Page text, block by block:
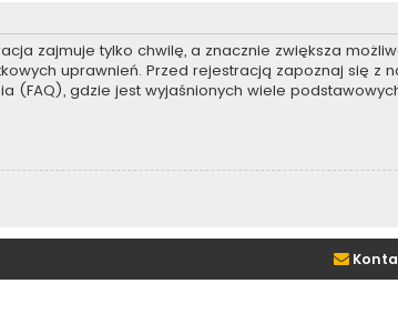
zajmuje tylko chwilę, a znacznie zwiększa
uprawnień. Przed rejestracją zapoznaj się z
gdzie jest wyjaśnionych wiele